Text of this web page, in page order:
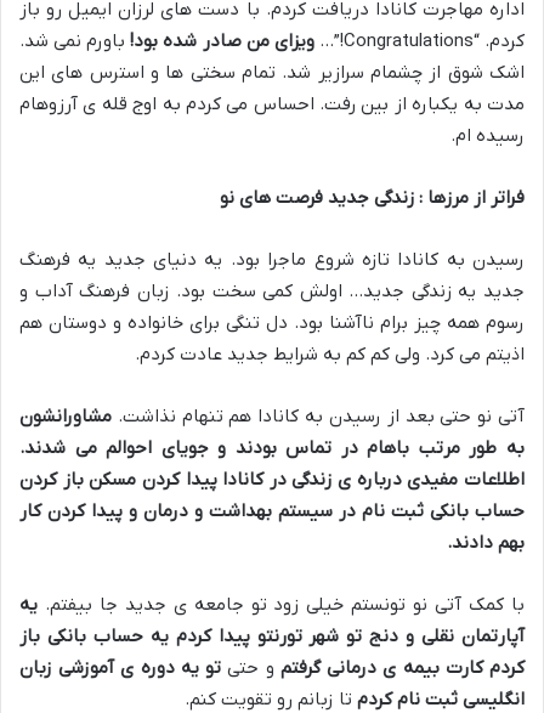
اداره مهاجرت کانادا دریافت کردم. با دست های لرزان ایمیل رو باز
کردم. “Congratulations!”… ویزای من صادر شده بود! باورم نمی شد.
اشک شوق از چشمام سرازیر شد. تمام سختی ها و استرس های این
مدت به یکباره از بین رفت. احساس می کردم به اوج قله ی آرزوهام
رسیده ام.
فراتر از مرزها : زندگی جدید فرصت های نو
رسیدن به کانادا تازه شروع ماجرا بود. یه دنیای جدید یه فرهنگ
جدید یه زندگی جدید… اولش کمی سخت بود. زبان فرهنگ آداب و
رسوم همه چیز برام ناآشنا بود. دل تنگی برای خانواده و دوستان هم
اذیتم می کرد. ولی کم کم به شرایط جدید عادت کردم.
آتی نو حتی بعد از رسیدن به کانادا هم تنهام نذاشت. مشاورانشون
به طور مرتب باهام در تماس بودند و جویای احوالم می شدند.
اطلاعات مفیدی درباره ی زندگی در کانادا پیدا کردن مسکن باز کردن
حساب بانکی ثبت نام در سیستم بهداشت و درمان و پیدا کردن کار
بهم دادند.
با کمک آتی نو تونستم خیلی زود تو جامعه ی جدید جا بیفتم. یه
آپارتمان نقلی و دنج تو شهر تورنتو پیدا کردم یه حساب بانکی باز
کردم کارت بیمه ی درمانی گرفتم و حتی تو یه دوره ی آموزشی زبان
انگلیسی ثبت نام کردم تا زبانم رو تقویت کنم.